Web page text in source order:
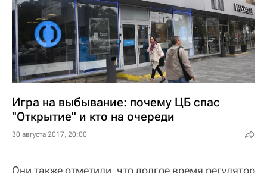
Игра на выбывание: почему ЦБ спас
"Открытие" и кто на очереди
30 августа 2017, 20:00
Они также отметили, что долгое время регулятор